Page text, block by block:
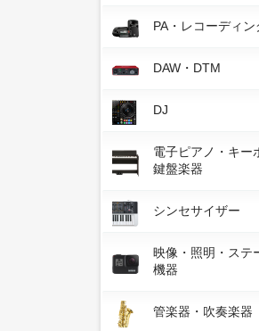
PA・レコーディン
DAW・DTM
DJ
電子ピアノ・キー
鍵盤楽器
シンセサイザー
映像・照明・ステ
機器
管楽器・吹奏楽器